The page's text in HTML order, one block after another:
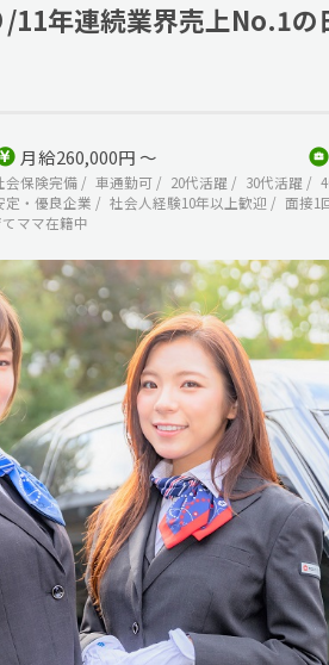
11年連続業界売上No.1の
月給260,000円 ～
会保険完備 車通勤可 20代活躍 30代活躍
定・優良企業 社会人経験10年以上歓迎 面接1
ママ在籍中